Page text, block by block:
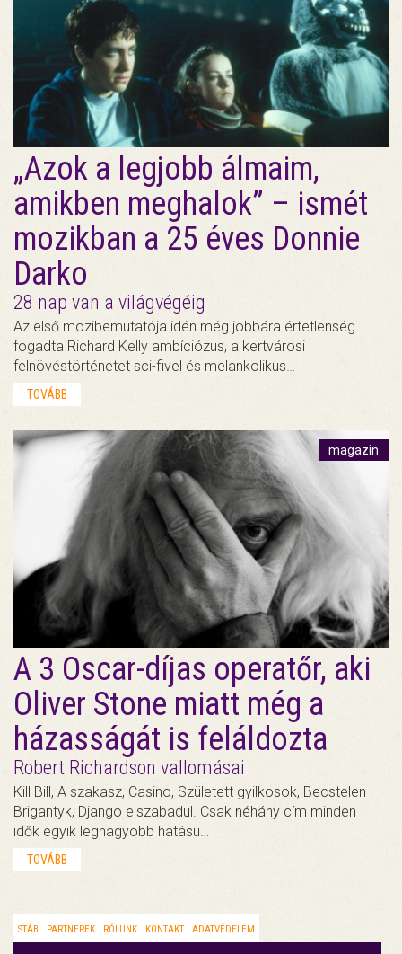
„Azok a legjobb álmaim,
amikben meghalok” – ismét
mozikban a 25 éves Donnie
Darko
28 nap van a világvégéig
Az első mozibemutatója idén még jobbára értetlenség
fogadta Richard Kelly ambíciózus, a kertvárosi
felnövéstörténetet sci-fivel és melankolikus…
TOVÁBB
magazin
A 3 Oscar-díjas operatőr, aki
Oliver Stone miatt még a
házasságát is feláldozta
Robert Richardson vallomásai
Kill Bill, A szakasz, Casino, Született gyilkosok, Becstelen
Brigantyk, Django elszabadul. Csak néhány cím minden
idők egyik legnagyobb hatású…
TOVÁBB
STÁB PARTNEREK RÓLUNK KONTAKT ADATVÉDELEM